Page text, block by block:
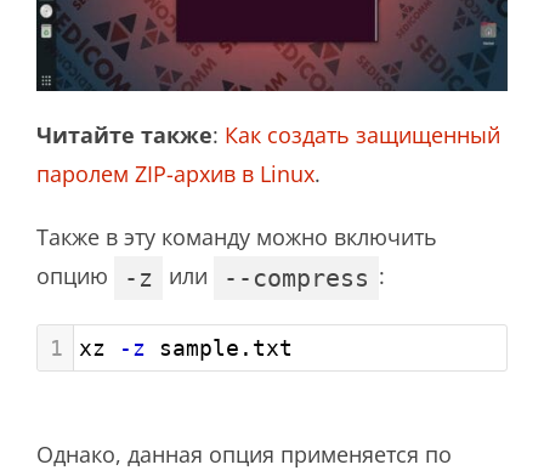
Читайте также: Как создать защищенный
паролем ZIP-архив в Linux.
Также в эту команду можно включить
опцию
-z или --compress :
1 xz -z sample.txt
Однако, данная опция применяется по